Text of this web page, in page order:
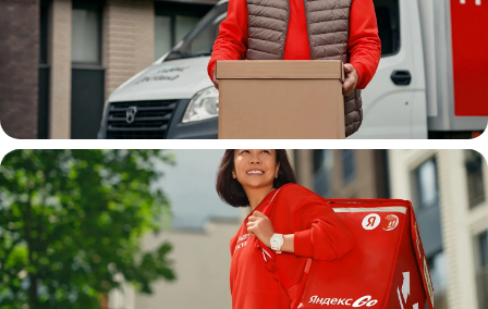
Водитель
грузовой машины